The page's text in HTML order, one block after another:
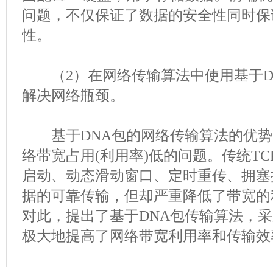
问题，不仅保证了数据的安全性同时
性。
（2）在网络传输算法中使用基于
解决网络瓶颈。
基于DNA包的网络传输算法的优势
络带宽占用(利用率)低的问题。传统
启动、动态滑动窗口、定时重传、拥
据的可靠传输，但却严重降低了带宽
对此，提出了基于DNA包传输算法，
极大地提高了网络带宽利用率和传输